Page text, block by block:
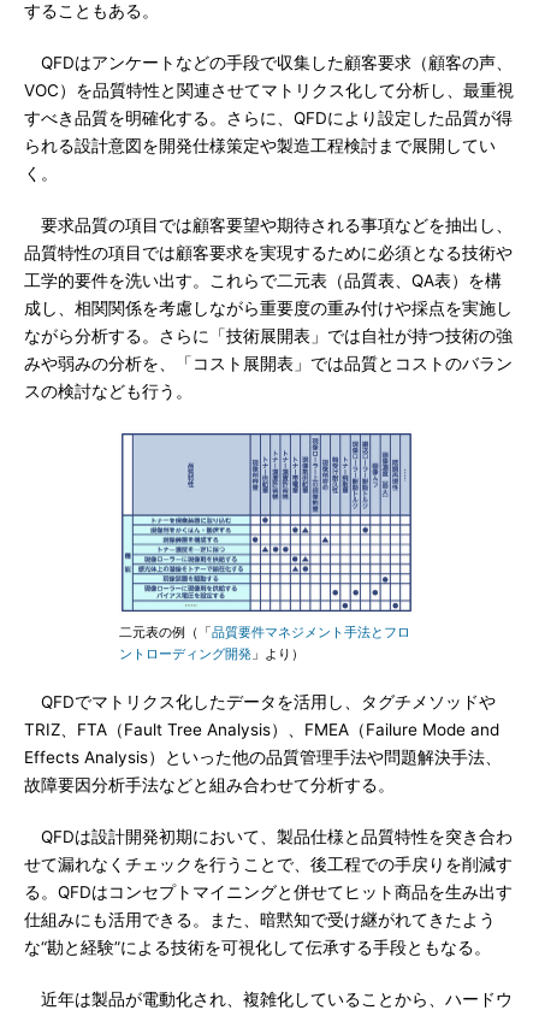
することもある。
QFDはアンケートなどの手段で収集した顧客要求（顧客の声、
VOC）を品質特性と関連させてマトリクス化して分析し、最重視
すべき品質を明確化する。さらに、QFDにより設定した品質が得
られる設計意図を開発仕様策定や製造工程検討まで展開してい
く。
要求品質の項目では顧客要望や期待される事項などを抽出し、
品質特性の項目では顧客要求を実現するために必須となる技術や
工学的要件を洗い出す。これらで二元表（品質表、QA表）を構
成し、相関関係を考慮しながら重要度の重み付けや採点を実施し
ながら分析する。さらに「技術展開表」では自社が持つ技術の強
みや弱みの分析を、「コスト展開表」では品質とコストのバラン
スの検討なども行う。
二元表の例（「品質要件マネジメント手法とフロ
ントローディング開発 」より）
QFDでマトリクス化したデータを活用し、タグチメソッドや
TRIZ、FTA（Fault Tree Analysis）、FMEA（Failure Mode and
Effects Analysis）といった他の品質管理手法や問題解決手法、
故障要因分析手法などと組み合わせて分析する。
QFDは設計開発初期において、製品仕様と品質特性を突き合わ
せて漏れなくチェックを行うことで、後工程での手戻りを削減す
る。QFDはコンセプトマイニングと併せてヒット商品を生み出す
仕組みにも活用できる。また、暗黙知で受け継がれてきたよう
な“勘と経験”による技術を可視化して伝承する手段ともなる。
近年は製品が電動化され、複雑化していることから、ハードウ